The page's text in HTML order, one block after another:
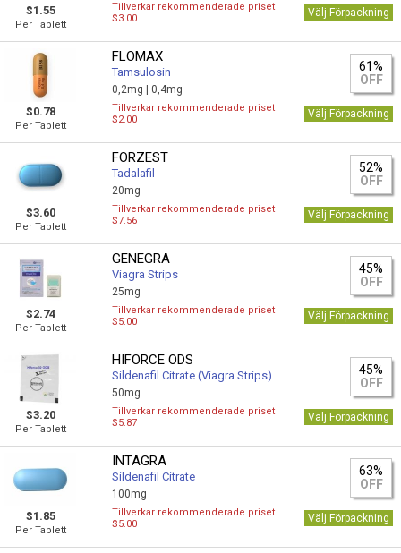
$1.55
Per Tablett
Tillverkar rekommenderade priset
$3.00
Välj Förpackning
$0.78
Per Tablett
FLOMAX
Tamsulosin
0,2mg |0,4mg
61%
OFF
Tillverkar rekommenderade priset
$2.00
Välj Förpackning
$3.60
Per Tablett
FORZEST
Tadalafil
20mg
52%
OFF
Tillverkar rekommenderade priset
$7.56
Välj Förpackning
$2.74
Per Tablett
GENEGRA
Viagra Strips
25mg
45%
OFF
Tillverkar rekommenderade priset
$5.00
Välj Förpackning
$3.20
Per Tablett
HIFORCE ODS
Sildenafil Citrate (Viagra Strips)
50mg
45%
OFF
Tillverkar rekommenderade priset
$5.87
Välj Förpackning
$1.85
Per Tablett
INTAGRA
Sildenafil Citrate
100mg
63%
OFF
Tillverkar rekommenderade priset
$5.00
Välj Förpackning